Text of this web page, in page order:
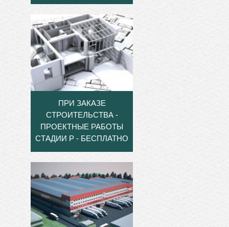
ПРИ ЗАКАЗЕ
СТРОИТЕЛЬСТВА -
ПРОЕКТНЫЕ РАБОТЫ
СТАДИИ Р - БЕСПЛАТНО